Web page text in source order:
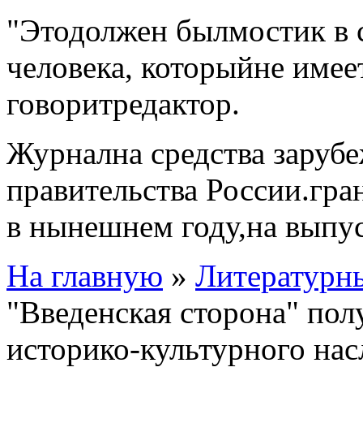
"Этодолжен былмостик в
человека, которыйне
говоритредактор.
Журнална средства
правительства России.
в нынешнем году,на
На главную »
"Введенская сторона"
историко-культурного